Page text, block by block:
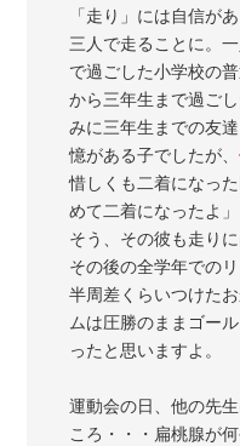
「走り」には自信が
三人で走ることに。
で過ごした小学校の
から三年生まで過ご
みに三年生までの友
憶がある子でしたが、
惜しくも二着になっ
めて二着になったよ
そう、その彼も走り
その後の全学年での
半周差くらいつけた
ムは圧勝のままゴー
ったと思いますよ。
運動会の日、他の先
ころ・・・扁桃腺が